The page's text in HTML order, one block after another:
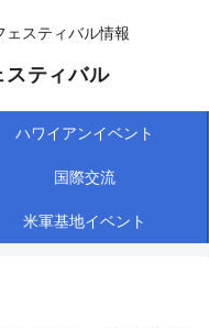
ェスティバル情報
スティバル
ハワイアンイベント
国際交流
米軍基地イベント